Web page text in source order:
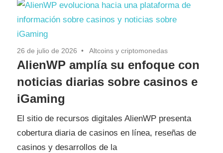
26 de julio de 2026 Altcoins y criptomonedas
AlienWP amplía su enfoque con
noticias diarias sobre casinos e
iGaming
El sitio de recursos digitales AlienWP presenta
cobertura diaria de casinos en línea, reseñas de
casinos y desarrollos de la